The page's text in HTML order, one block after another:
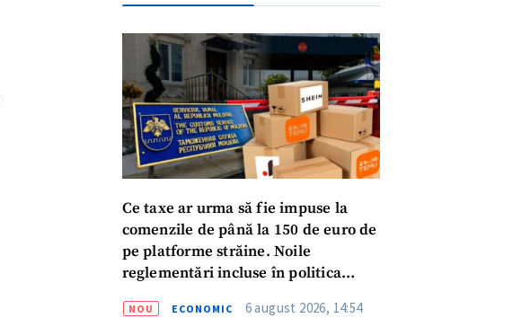
Ce taxe ar urma să fie impuse la
comenzile de până la 150 de euro de
pe platforme străine. Noile
reglementări incluse în politica
NOU ECONOMIC 6 august 2026, 14:54